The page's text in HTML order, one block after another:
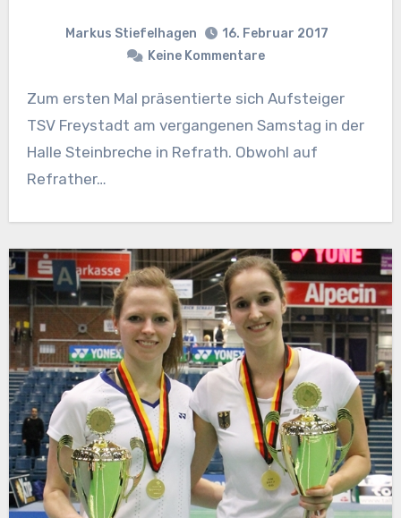
Markus Stiefelhagen
16. Februar 2017
Keine Kommentare
Zum ersten Mal präsentierte sich Aufsteiger
TSV Freystadt am vergangenen Samstag in der
Halle Steinbreche in Refrath. Obwohl auf
Refrather…